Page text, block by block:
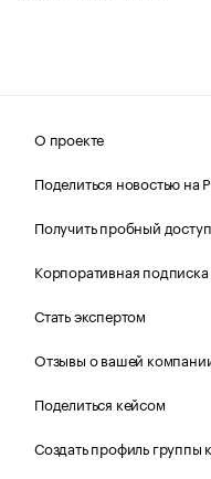
О проекте
Поделиться новостью на
Получить пробный доступ
Корпоративная
Стать экспертом
Отзывы о вашей
Поделиться кейсом
Создать профиль группы